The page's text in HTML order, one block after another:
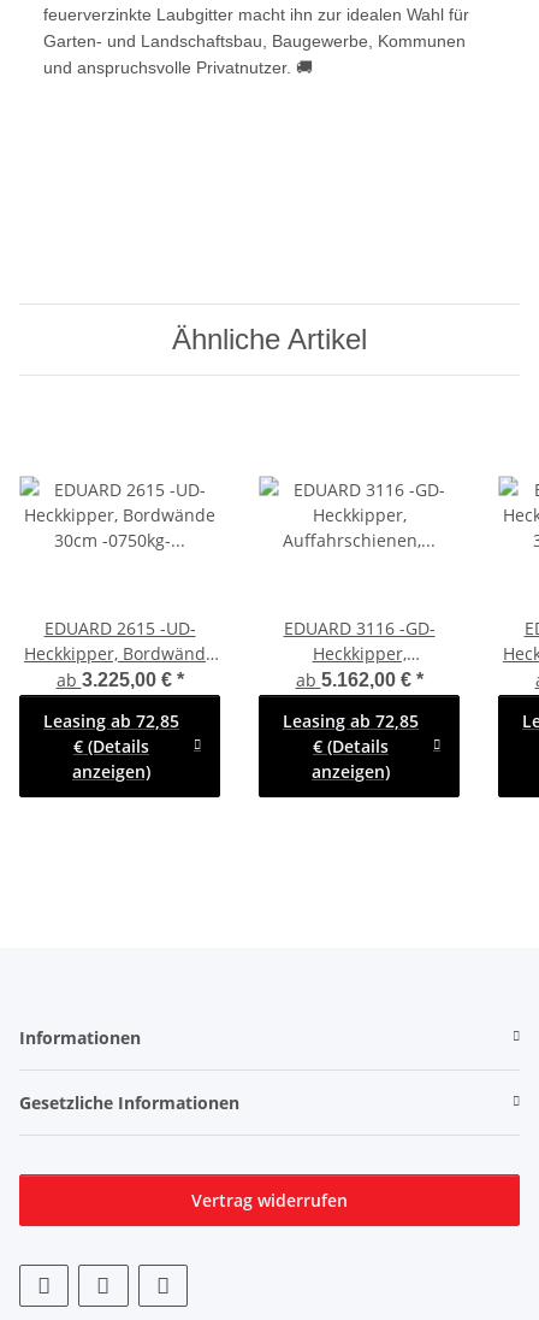
feuerverzinkte Laubgitter macht ihn zur idealen Wahl für
Garten- und Landschaftsbau, Baugewerbe, Kommunen
und anspruchsvolle Privatnutzer. 🚚
Ähnliche Artikel
EDUARD 2615 -UD-
Heckkipper, Bordwände
30cm -0750kg- H-Pumpe
- Lfh: 63cm -195/50R13
mit Stahl -
Kastenaufsatz - Stützrad
ab 3.225,00 € *
Leasing ab 72,85
€ (Details
anzeigen)
EDUARD 3116 -GD-
Heckkipper,
Auffahrschienen,
Bordwände 30cm
-2700kg- H-Pumpe - Lfh:
63cm -195/50R13 mit
Stahl - Kastenaufsatz
ab 5.162,00 € *
Leasing ab 72,85
€ (Details
anzeigen)
-
Informationen
Gesetzliche Informationen
Vertrag widerrufen